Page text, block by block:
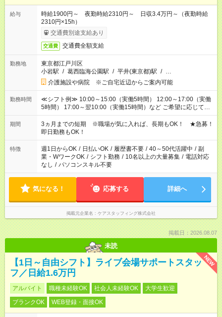
給与
時給1900円～ 夜勤時給2310円～ 日収3.4万円～（夜勤時給
2310円×15h）
交通費別途支給あり
交通費 交通費全額支給
勤務地
東京都江戸川区
小岩駅 / 葛西臨海公園駅 / 平井(東京都)駅 / …
介護施設や病院 ※ご自宅近辺からご案内可能
勤務時間
≪シフト例≫ 10:00～15:00（実働5時間） 12:00～17:00（実働
5時間） 17:00～翌10:00（実働15時間）など ご希望に応じて、
働く時間は調整できます！ お気軽に担当へ相談ください！
期間
3ヵ月までの短期 ※職場が気に入れば、長期もOK！ ★急募！
即日勤務もOK！
特徴 週1日からOK / 日払いOK / 履歴書不要 / 40～50代活躍中 / 副
業・WワークOK / シフト勤務 / 10名以上の大量募集 / 電話対応
なし / パソコンスキル不要
気になる！ 応募する 詳細へ
掲載元企業名 ケアスタッフィング株式会社
掲載日：2026.08.07
未読
NEW
【1日～自由シフト】ライブ会場サポートスタッ
フ／日給1.6万円
アルバイト 職種未経験OK 社会人未経験OK
大学生歓迎
ブランクOK
WEB登録・面接OK